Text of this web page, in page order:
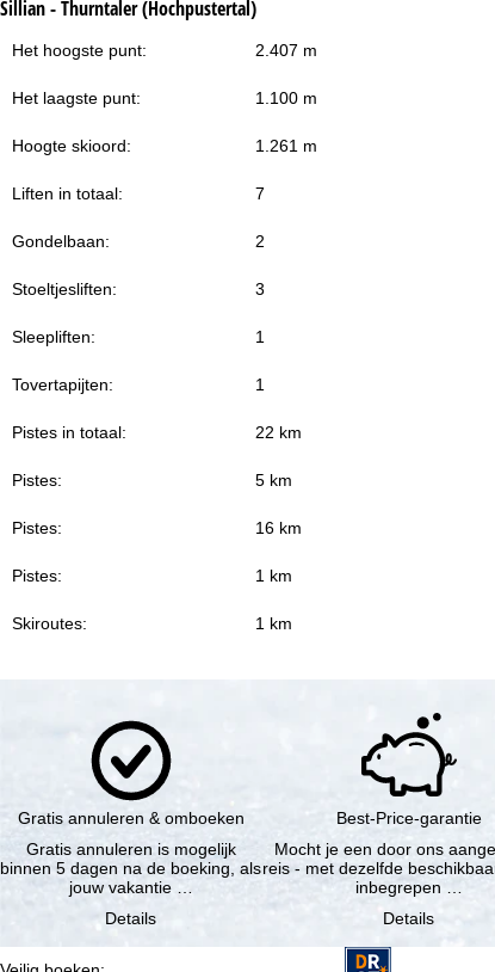
Sillian - Thurntaler (Hochpustertal)
Het hoogste punt: 2.407 m
Het laagste punt: 1.100 m
Hoogte skioord: 1.261 m
Liften in totaal: 7
Gondelbaan: 2
Stoeltjesliften: 3
Sleepliften: 1
Tovertapijten: 1
Pistes in totaal: 22 km
Pistes: 5 km
Pistes: 16 km
Pistes: 1 km
Skiroutes: 1 km
Gratis annuleren & omboeken
Gratis annuleren is mogelijk
binnen 5 dagen na de boeking, als
jouw vakantie …
Details
Best-Price-garantie
Mocht je een door ons
reis - met dezelfde
inbegrepen …
Details